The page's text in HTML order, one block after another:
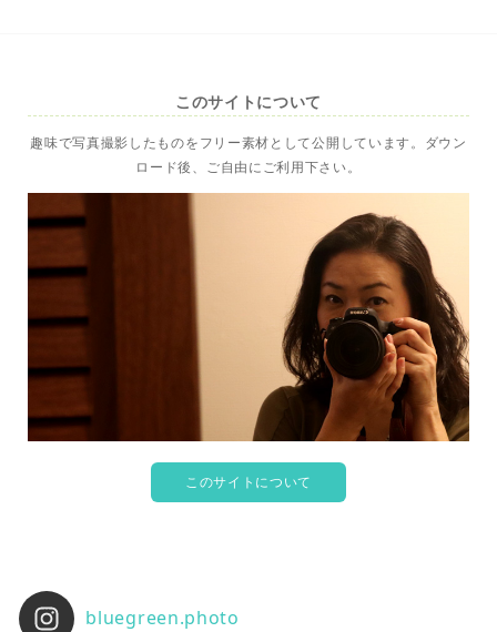
このサイトについて
趣味で写真撮影したものをフリー素材として公開しています。ダウン
ロード後、ご自由にご利用下さい。
このサイトについて
bluegreen.photo